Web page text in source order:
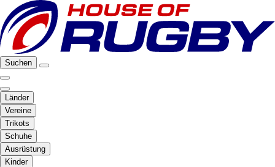
Suchen
Länder
Vereine
Trikots
Schuhe
Ausrüstung
Kinder